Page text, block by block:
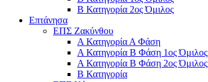
Β Κατηγορία 2ος Όμιλος
Επτάνησα
ΕΠΣ Ζακύνθου
Α Κατηγορία Α Φάση
Α Κατηγορία Β Φάση 1ος Όμιλος
Α Κατηγορία Β Φάση 2ος Όμιλος
Β Κατηγορία